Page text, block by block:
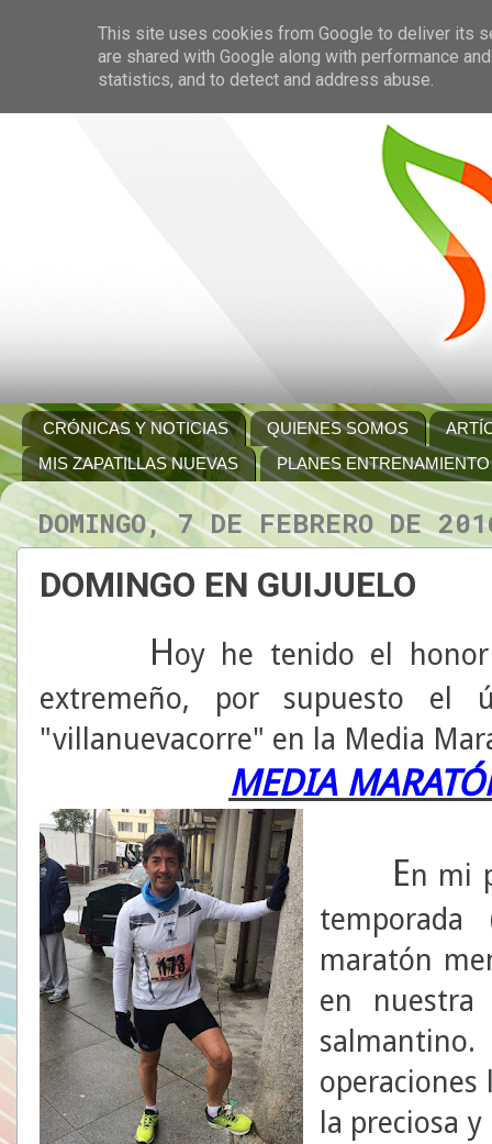
CRÓNICAS Y NOTICIAS QUIENES SOMOS
MIS ZAPATILLAS NUEVAS
PLANES ENTRENAMIENTO
DOMINGO, 7 DE FEBRERO DE
DOMINGO EN GUIJUELO
Hoy he tenido el
extremeño, por supuesto el
"villanuevacorre" en la Media
MEDIA
En mi
temporada
maratón
en
la preciosa
This site uses cookies from Google to deliver its
are shared with Google along with performance
statistics, and to detect and address abuse.